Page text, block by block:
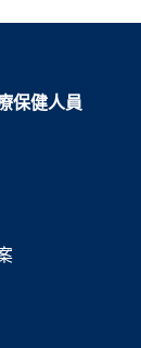
保健人員